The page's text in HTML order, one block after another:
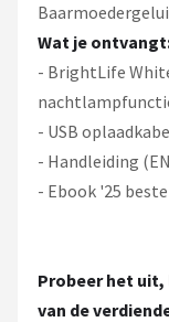
Wat je
- BrightLife
- USB
- Handleiding
- Ebook '25
Probeer het
van de